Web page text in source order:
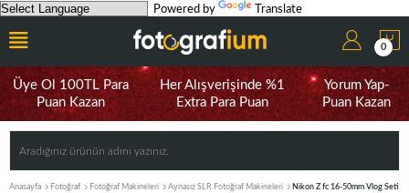
Powered by Translate
0
Üye Ol 100TL Para
Puan Kazan
Her Alışverişinde %1
Extra Para Puan
Yorum Yap-
Puan Kazan
Anasayfa Fotoğraf Fotoğraf Makineleri Aynasız SLR Fotoğraf Makineleri Nikon Z fc 16-50mm Vlog Seti